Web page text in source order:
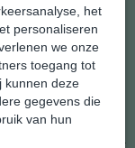
het
personaliseren
we onze
toegang tot
kunnen deze
gegevens die
van hun